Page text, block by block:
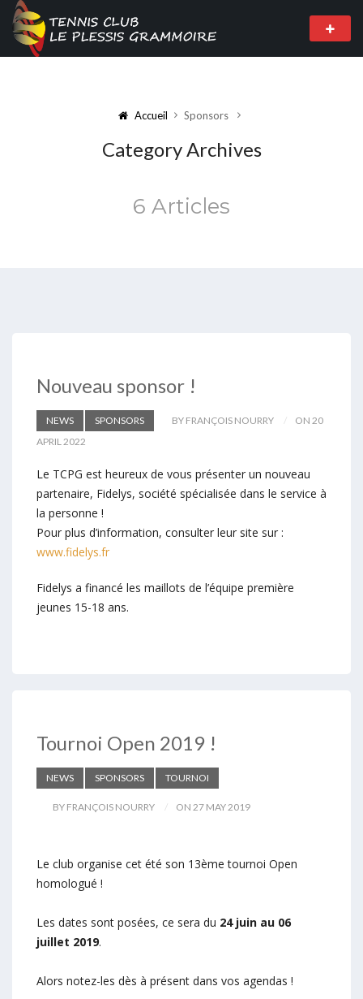
Accueil Sponsors
Category Archives
6 Articles
Nouveau sponsor !
NEWS SPONSORS BY FRANÇOIS NOURRY
ON 20
APRIL 2022
Le TCPG est heureux de vous présenter un nouveau
partenaire, Fidelys, société spécialisée dans le service à
la personne !
Pour plus d’information, consulter leur site sur :
www.fidelys.fr
Fidelys a financé les maillots de l’équipe première
jeunes 15-18 ans.
Tournoi Open 2019 !
NEWS SPONSORS TOURNOI
BY FRANÇOIS NOURRY ON 27 MAY 2019
Le club organise cet été son 13ème tournoi Open
homologué !
Les dates sont posées, ce sera du 24 juin au 06
juillet 2019.
Alors notez-les dès à présent dans vos agendas !